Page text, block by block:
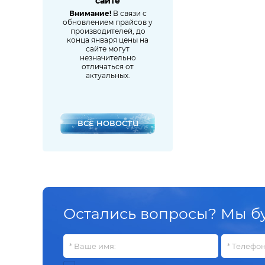
DE VECCHI
Demo
Dynamic
Fagor
Garcia De Pou
Ghidini
Внимание!В связи с
обновлением прайсов у
производителей, до
конца января цены на
сайте могут
незначительно
отличаться от
актуальных.
ВСЕ НОВОСТИ
Остались вопросы? Мы